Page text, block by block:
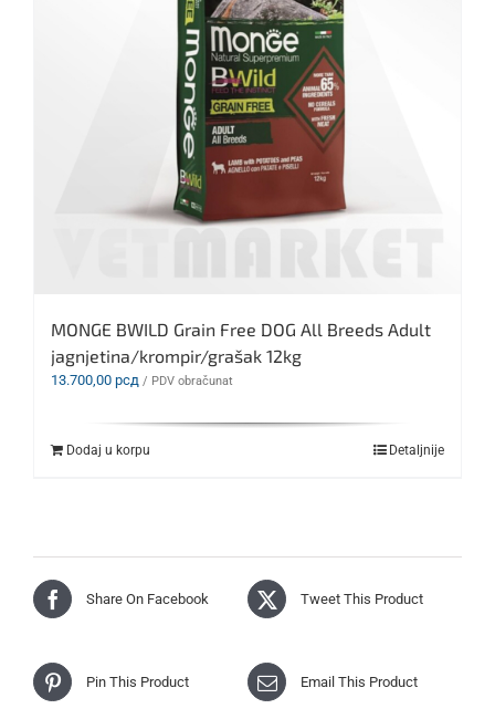
MONGE BWILD Grain Free DOG All Breeds Adult
jagnjetina/krompir/grašak 12kg
13.700,00 рсд / PDV obračunat
Dodaj u korpu Detaljnije
Share On Facebook Tweet This Product
Pin This Product Email This Product